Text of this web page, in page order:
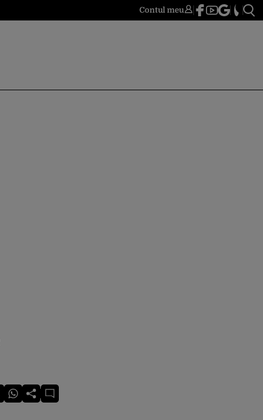
Contul meu